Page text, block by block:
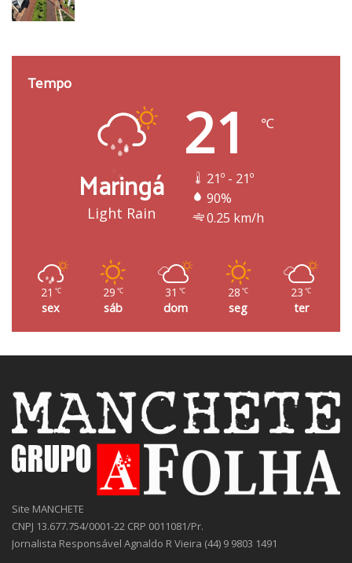
Tempo
Maringá
Light Rain
21 ℃
21º - 21º
90%
0.25 km/h
21 ℃
sex
29 ℃
sáb
31 ℃
dom
28 ℃
seg
23 ℃
ter
Site MANCHETE
CNPJ 13.677.754/0001-22 CRP 0011081/Pr.
Jornalista Responsável Agnaldo R Vieira (44) 9 9803 1491